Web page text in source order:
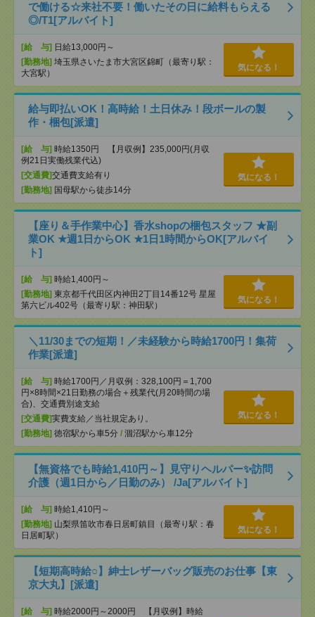
で働ける☆来社不要！働いたその日に給料もらえる
◎/T1[アルバイト]
[給 与] 日給13,000円～
[勤務地] 埼玉県さいたま市大宮区錦町（最寄り駅：
大宮駅）
気になる！
給与即払いOK！高時給！土日休み！段ボールの製
作・梱包[派遣]
[給 与] 時給1350円 【月収例】235,000円(月収
例21日実働残業代込)
[交通費]交通費支給有り
[勤務地] 国母駅から徒歩14分
気になる！
【座り＆手作業中心】香水shopの梱包スタッフ ★副
業OK ★週1日からOK ★1日1時間からOK[アルバイ
ト]
[給 与] 時給1,400円～
[勤務地] 東京都千代田区内神田2丁目14番12号 星屋
第六ビル402号（最寄り駅：神田駅）
気になる！
＼11/30までの短期！／未経験から時給1700円！集荷
作業[派遣]
[給 与] 時給1700円／月収例：328,100円＝1,700
円×8時間×21日勤務の場合＋残業代(月20時間の場
合)、交通費別途支給
[交通費]実費支給／当社規定あり。
[勤務地] 徳宿駅から車5分 / 涸沼駅から車12分
気になる！
【無資格でも時給1,410円～】見守りヘルパー✨訪問
介護（週1日から／日勤のみ） /Ja[アルバイト]
[給 与] 時給1,410円～
[勤務地] 山梨県笛吹市春日居町鎮目（最寄り駅：春
日居町駅）
気になる！
【短期高時給○】紳士レザーバッグ販売のお仕事【東
京大丸】[派遣]
[給 与] 時給2000円～2000円 【月収例】時給